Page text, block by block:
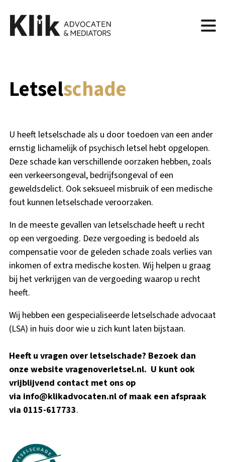
Letselschade
U heeft letselschade als u door toedoen van een ander
ernstig lichamelijk of psychisch letsel hebt opgelopen.
Deze schade kan verschillende oorzaken hebben, zoals
een verkeersongeval, bedrijfsongeval of een
geweldsdelict. Ook seksueel misbruik of een medische
fout kunnen letselschade veroorzaken.
In de meeste gevallen van letselschade heeft u recht
op een vergoeding. Deze vergoeding is bedoeld als
compensatie voor de geleden schade zoals verlies van
inkomen of extra medische kosten. Wij helpen u graag
bij het verkrijgen van de vergoeding waarop u recht
heeft.
Wij hebben een gespecialiseerde letselschade advocaat
(LSA) in huis door wie u zich kunt laten bijstaan.
Heeft u vragen over letselschade? Bezoek dan
onze website vragenoverletsel.nl. U kunt ook
vrijblijvend contact met ons op
via info@klikadvocaten.nl of maak een afspraak
via 0115-617733.